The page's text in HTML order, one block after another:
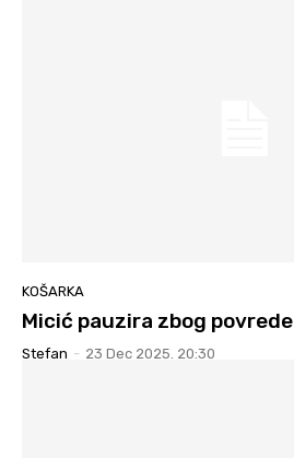
KOŠARKA
Micić pauzira zbog povrede
Stefan - 23 Dec 2025. 20:30